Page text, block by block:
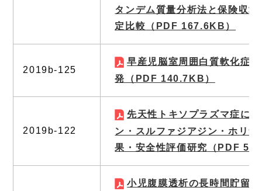
タンデム質量分析法と保険収
定比較 （PDF 167.6KB）
2019b-125
早産児脳室周囲白質軟化症
発
（PDF 140.7KB）
2019b-122
先天性トキソプラズマ症に
ン・スルファジアジン・ホリ
果・安全性評価研究
（PDF
小児腹膜透析の長時間貯留